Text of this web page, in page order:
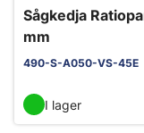
Sågkedja
mm
490-S-A050-VS-45E
I lager